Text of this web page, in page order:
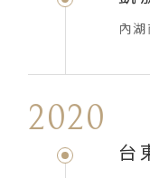
內
2020
台